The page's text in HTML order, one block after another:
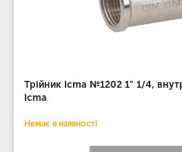
Трійник Icma №1202 1" 1/4,
Icma
Немає в наявності